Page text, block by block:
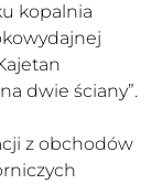
kopalnia
dwie ściany”.
z obchodów